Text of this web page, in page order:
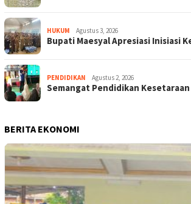
HUKUM Agustus 3, 2026
Bupati Maesyal Apresiasi Inisiasi
PENDIDIKAN Agustus 2, 2026
Semangat Pendidikan
BERITA EKONOMI